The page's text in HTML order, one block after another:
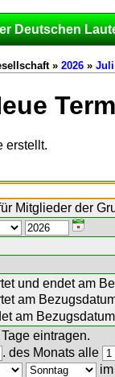
Deutschen
» 2026 » Juli
erstellt.
Mitglieder der
und endet am
am
am
Tage eintragen.
. des Monats alle